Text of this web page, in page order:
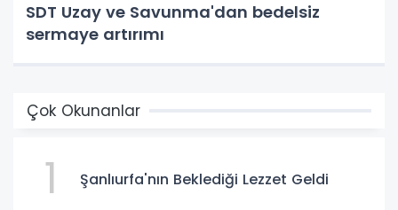
SDT Uzay ve Savunma'dan bedelsiz
sermaye artırımı
Çok Okunanlar
1 Şanlıurfa'nın Beklediği Lezzet Geldi